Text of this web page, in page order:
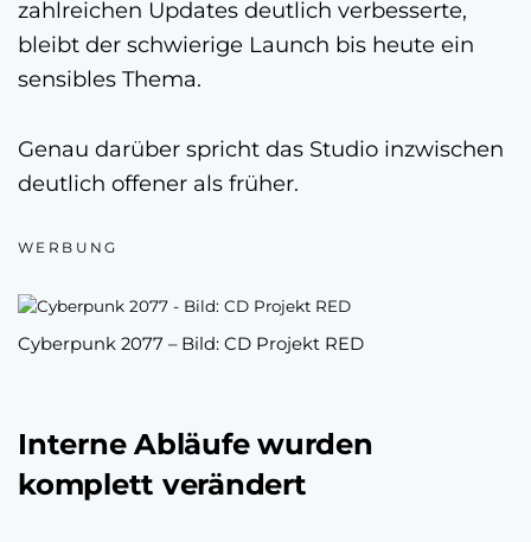
zahlreichen Updates deutlich verbesserte,
bleibt der schwierige Launch bis heute ein
sensibles Thema.
Genau darüber spricht das Studio inzwischen
deutlich offener als früher.
WERBUNG
Cyberpunk 2077 – Bild: CD Projekt RED
Interne Abläufe wurden
komplett verändert